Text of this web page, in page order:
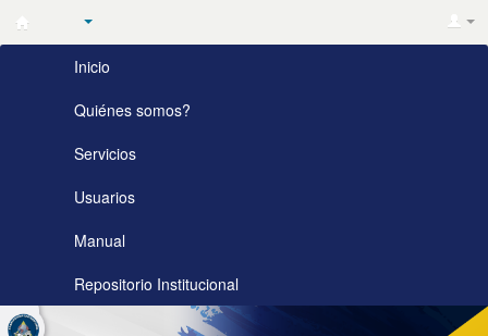
Biblioteca
Zambrano
Bucheli
AUNAR
Inicio
Quiénes somos?
Servicios
Usuarios
Manual
Repositorio Institucional